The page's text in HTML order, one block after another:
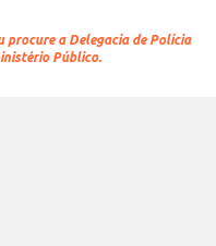
procure a Delegacia de Polícia
Público.